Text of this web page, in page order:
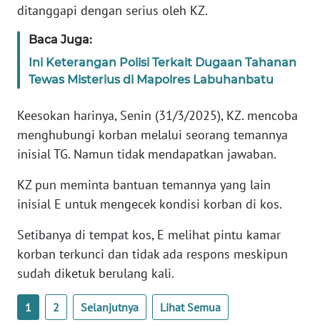
ditanggapi dengan serius oleh KZ.
Baca Juga:
Ini Keterangan Polisi Terkait Dugaan Tahanan
Tewas Misterius di Mapolres Labuhanbatu
Keesokan harinya, Senin (31/3/2025), KZ. mencoba
menghubungi korban melalui seorang temannya
inisial TG. Namun tidak mendapatkan jawaban.
KZ pun meminta bantuan temannya yang lain
inisial E untuk mengecek kondisi korban di kos.
Setibanya di tempat kos, E melihat pintu kamar
korban terkunci dan tidak ada respons meskipun
sudah diketuk berulang kali.
1 2 Selanjutnya Lihat Semua
WN
WN
SULTRA
WN
NTB
SULTENG
SULBAR
WN
BABEL